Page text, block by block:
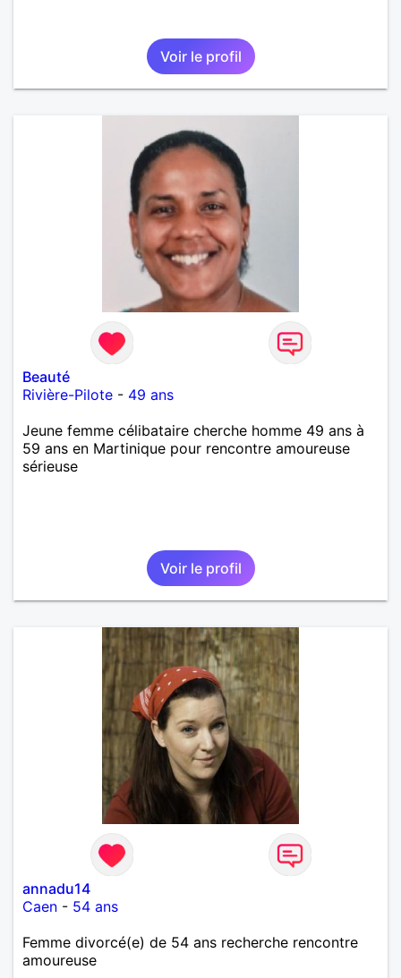
Voir le profil
Beauté
Rivière-Pilote - 49 ans
Jeune femme célibataire cherche homme 49 ans à
59 ans en Martinique pour rencontre amoureuse
sérieuse
Voir le profil
annadu14
Caen - 54 ans
Femme divorcé(e) de 54 ans recherche rencontre
amoureuse